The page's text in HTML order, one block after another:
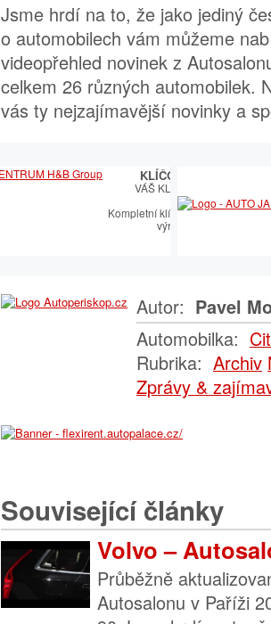
Jsme hrdí na to, že jako jediný
o automobilech vám můžeme
videopřehled novinek z
celkem 26 různých automobilek.
vás ty nejzajímavější novinky a
KLÍČOVÉ CENTRUM
VÁŠ KLÍČOVÝ PARTNER
Kompletní klíčařský sortiment
výroby autoklíčů
Autor: Pavel
Automobilka:
Rubrika: Archiv
Zprávy &
Související články
Volvo –
Průběžně
Autosalonu v Paříži